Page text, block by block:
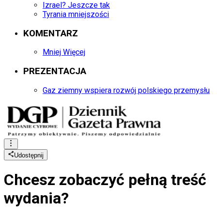
Izrael? Jeszcze tak
Tyrania mniejszości
KOMENTARZ
Mniej Więcej
PREZENTACJA
Gaz ziemny wspiera rozwój polskiego przemysłu
Udostępnij
Chcesz zobaczyć pełną treść
wydania?